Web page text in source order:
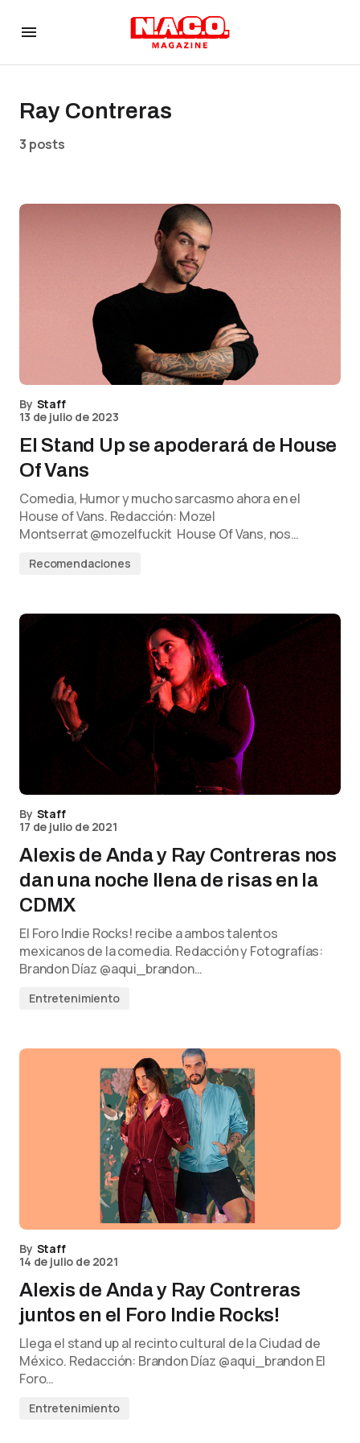
Ray Contreras
3 posts
By Staff
13 de julio de 2023
El Stand Up se apoderará de House
Of Vans
Comedia, Humor y mucho sarcasmo ahora en el
House of Vans. Redacción: Mozel
Montserrat @mozelfuckit House Of Vans, nos…
Recomendaciones
By Staff
17 de julio de 2021
Alexis de Anda y Ray Contreras nos
dan una noche llena de risas en la
CDMX
El Foro Indie Rocks! recibe a ambos talentos
mexicanos de la comedia. Redacción y Fotografías:
Brandon Díaz @aqui_brandon…
Entretenimiento
By Staff
14 de julio de 2021
Alexis de Anda y Ray Contreras
juntos en el Foro Indie Rocks!
Llega el stand up al recinto cultural de la Ciudad de
México. Redacción: Brandon Díaz @aqui_brandon El
Foro…
Entretenimiento